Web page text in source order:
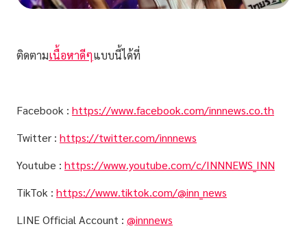
ติดตามเนื้อหาดีๆแบบนี้ได้ที่
Facebook : https://www.facebook.com/innnews.co.th
Twitter : https://twitter.com/innnews
Youtube : https://www.youtube.com/c/INNNEWS_INN
TikTok : https://www.tiktok.com/@inn_news
LINE Official Account : @innnews